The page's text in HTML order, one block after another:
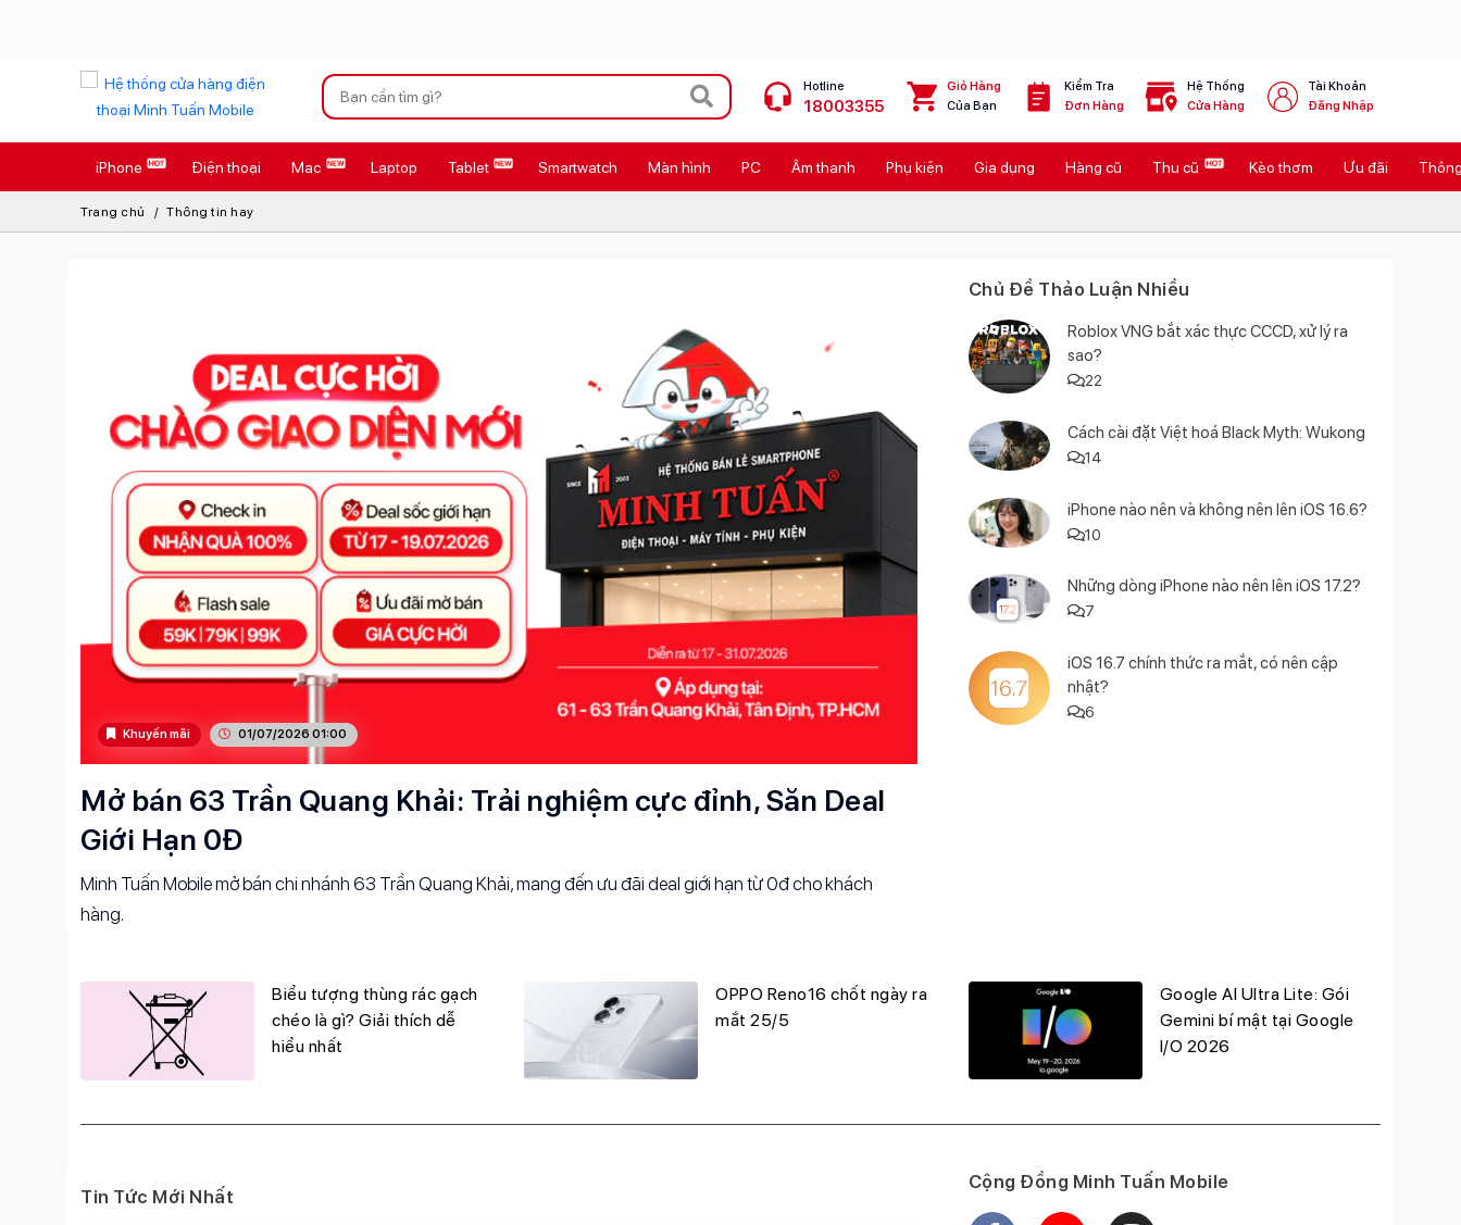
Xu hướng tìm kiếm
iPhone 17 Pro Max
AirTag 2 Mới Galaxy Z8 Series
Osmo Pocket 4 Ốp lưng Apple
Loa Marshall Cốc sạc Apple
Hotline
18003355
Giỏ Hàng
Của Bạn
Kiểm Tra
Đơn Hàng
Hệ Thống
Cửa Hàng
Tài Khoản
Đăng Nhập
iPhone Điện thoại Mac Laptop Tablet Smartwatch Màn hình PC Âm thanh Phụ kiện Gia dụng Hàng cũ Thu cũ Kèo thơm Ưu đãi
Trang chủ Thông tin hay
Khuyến mãi 01/07/2026 01:00
Mở bán 63 Trần Quang Khải: Trải nghiệm cực đỉnh, Săn Deal
Giới Hạn 0Đ
Minh Tuấn Mobile mở bán chi nhánh 63 Trần Quang Khải, mang đến ưu đãi deal giới hạn từ 0đ cho khách
hàng.
Chủ Đề Thảo Luận Nhiều
Roblox VNG bắt xác thực CCCD, xử lý ra
sao?
22
Cách cài đặt Việt hoá Black Myth: Wukong
14
iPhone nào nên và không nên lên iOS 16.6?
10
Những dòng iPhone nào nên lên iOS 17.2?
7
iOS 16.7 chính thức ra mắt, có nên cập
nhật?
6
Biểu tượng thùng rác gạch
chéo là gì? Giải thích dễ
hiểu nhất
OPPO Reno16 chốt ngày ra
mắt 25/5
Google AI Ultra Lite: Gói
Gemini bí mật tại Google
I/O 2026
Tin Tức Mới Nhất
Cộng Đồng Minh Tuấn Mobile